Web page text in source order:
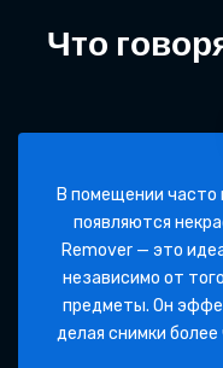
Что
В помещении часто
появляются
Remover — это
независимо от
предметы. Он
делая снимки